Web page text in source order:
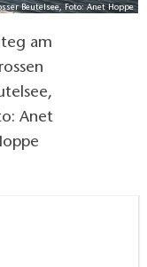
Beutelsee, Foto: Anet Hoppe